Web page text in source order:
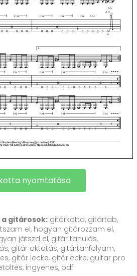
nyomtatása
a gitárosok: gitárkotta, gitártab,
el, hogyan gitározzam el,
játszd el, gitár tanulás,
gitár oktatás, gitártanfolyam,
gitár lecke, gitárlecke, guitar pro
ingyenes, pdf